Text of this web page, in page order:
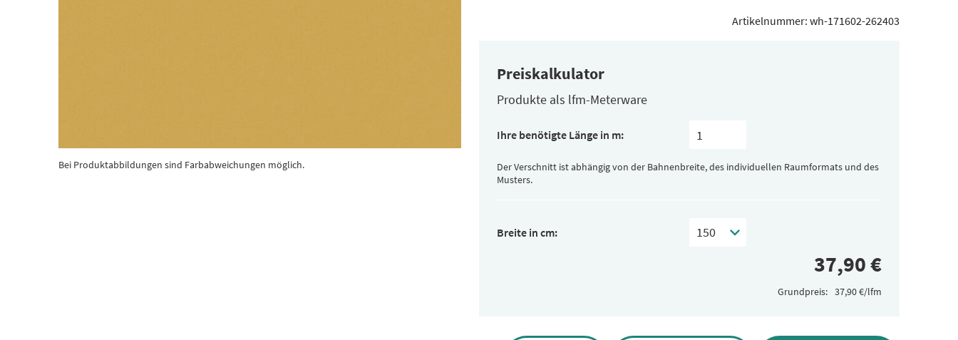
Bei Produktabbildungen sind Farbabweichungen möglich.
Artikelnummer: wh-171602-262403
Preiskalkulator
Produkte als lfm-Meterware
Ihre benötigte Länge in m:
Der Verschnitt ist abhängig von der Bahnenbreite, des individuellen Raumformats und des
Musters.
Breite in cm:
Grundpreis: